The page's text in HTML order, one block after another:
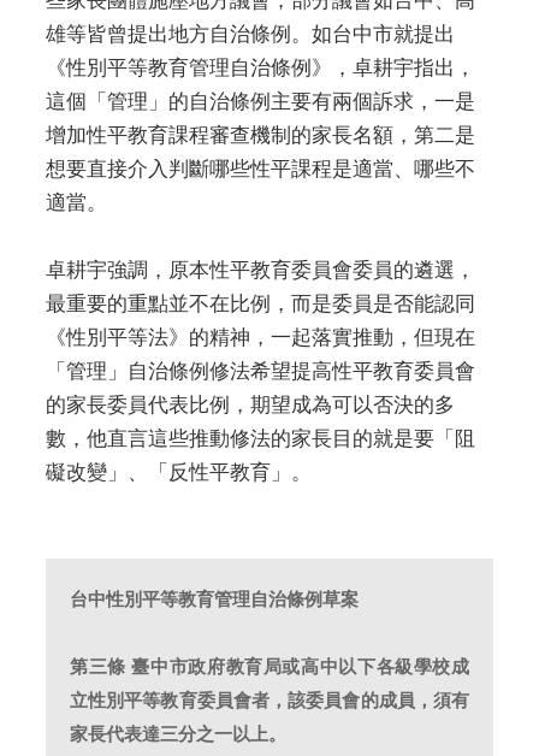
雄等皆曾提出地方自治條例。如台中市就提出
《性別平等教育管理自治條例》，卓耕宇指出，
這個「管理」的自治條例主要有兩個訴求，一是
增加性平教育課程審查機制的家長名額，第二是
想要直接介入判斷哪些性平課程是適當、哪些不
適當。
卓耕宇強調，原本性平教育委員會委員的遴選，
最重要的重點並不在比例，而是委員是否能認同
《性別平等法》的精神，一起落實推動，但現在
「管理」自治條例修法希望提高性平教育委員會
的家長委員代表比例，期望成為可以否決的多
數，他直言這些推動修法的家長目的就是要「阻
礙改變」、「反性平教育」。
台中性別平等教育管理自治條例草案
第三條 臺中市政府教育局或高中以下各級學校成
立性別平等教育委員會者，該委員會的成員，須有
家長代表達三分之一以上。